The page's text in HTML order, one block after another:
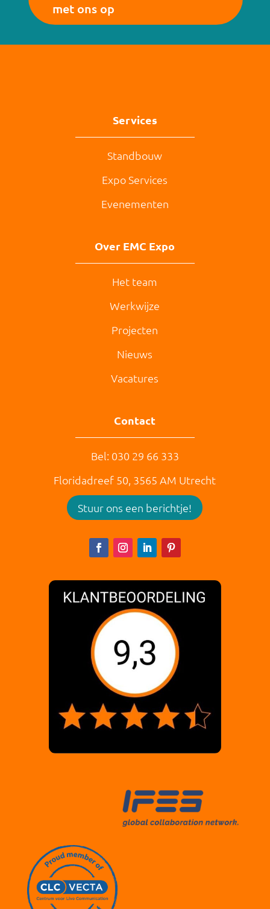
met ons op
Services
Standbouw
Expo Services
Evenementen
Over EMC Expo
Het team
Werkwijze
Projecten
Nieuws
Vacatures
Contact
Bel: 030 29 66 333
Floridadreef 50, 3565 AM Utrecht
Stuur ons een berichtje!